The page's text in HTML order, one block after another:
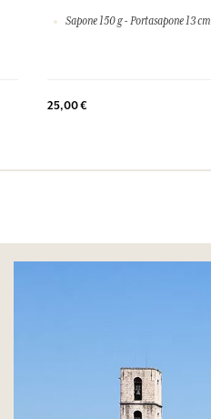
Sapone 150 g - Portasapone 13 cm
25,00 €